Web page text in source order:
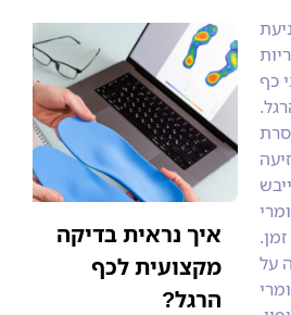
איך נראית בדיקה
מקצועית לכף
הרגל?